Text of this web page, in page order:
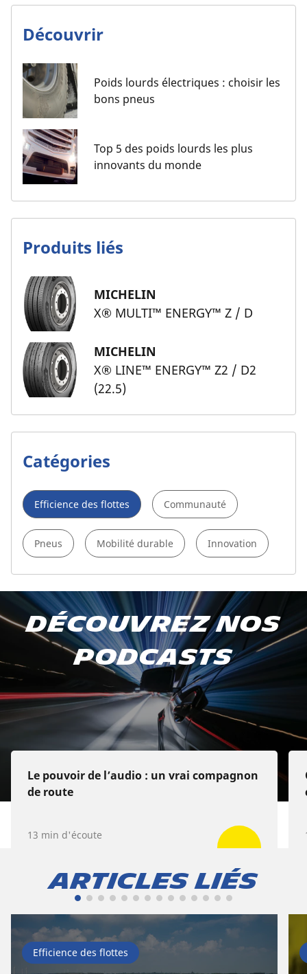
Découvrir
Poids lourds électriques : choisir les
bons pneus
Top 5 des poids lourds les plus
innovants du monde
Produits liés
MICHELIN
X® MULTI™ ENERGY™ Z / D
MICHELIN
X® LINE™ ENERGY™ Z2 / D2
(22.5)
Catégories
Efficience des flottes Communauté
Pneus Mobilité durable Innovation
Découvrez nos
podcasts
Le pouvoir de l’audio : un vrai compagnon
de route
13 min d'écoute
Abonnez-vous à notre
podcast
Sur Apple Podcasts
Sur Spotify
Sur Deezer
Articles liés
Efficience des flottes